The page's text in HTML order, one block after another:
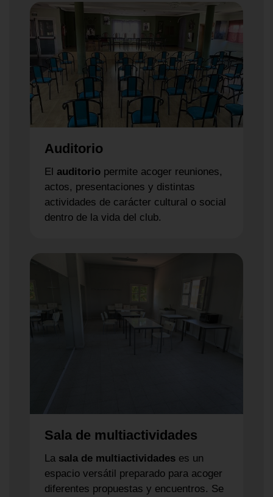
Auditorio
El auditorio permite acoger reuniones,
actos, presentaciones y distintas
actividades de carácter cultural o social
dentro de la vida del club.
Sala de multiactividades
La sala de multiactividades es un
espacio versátil preparado para acoger
diferentes propuestas y encuentros. Se